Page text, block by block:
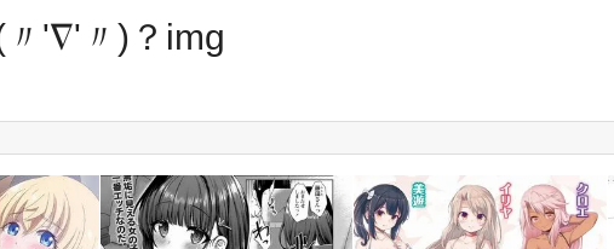
'∇'〃)？img